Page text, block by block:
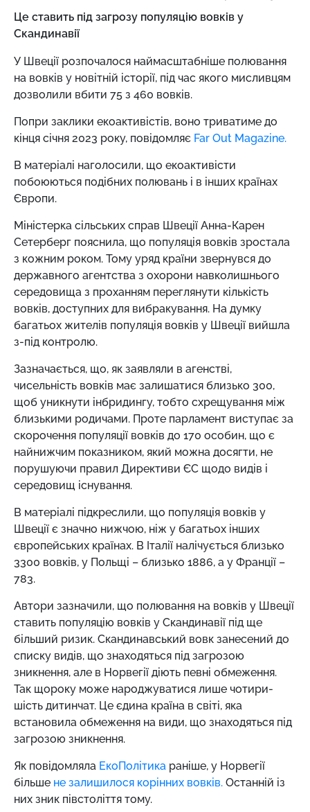
Це ставить під загрозу популяцію вовків у
Скандинавії
У Швеції розпочалося наймасштабніше полювання
на вовків у новітній історії, під час якого мисливцям
дозволили вбити 75 з 460 вовків.
Попри заклики екоактивістів, воно триватиме до
кінця січня 2023 року, повідомляє Far Out Magazine.
В матеріалі наголосили, що екоактивісти
побоюються подібних полювань і в інших країнах
Європи.
Міністерка сільських справ Швеції Анна-Карен
Сетерберг пояснила, що популяція вовків зростала
з кожним роком. Тому уряд країни звернувся до
державного агентства з охорони навколишнього
середовища з проханням переглянути кількість
вовків, доступних для вибракування. На думку
багатьох жителів популяція вовків у Швеції вийшла
з-під контролю.
Зазначається, що, як заявляли в агенстві,
чисельність вовків має залишатися близько 300,
щоб уникнути інбридингу, тобто схрещування між
близькими родичами. Проте парламент виступає за
скорочення популяції вовків до 170 особин, що є
найнижчим показником, який можна досягти, не
порушуючи правил Директиви ЄС щодо видів і
середовищ існування.
В матеріалі підкреслили, що популяція вовків у
Швеції є значно нижчою, ніж у багатьох інших
європейських країнах. В Італії налічується близько
3300 вовків, у Польщі – близько 1886, а у Франції –
783.
Автори зазначили, що полювання на вовків у Швеції
ставить популяцію вовків у Скандинавії під ще
більший ризик. Скандинавський вовк занесений до
списку видів, що знаходяться під загрозою
зникнення, але в Норвегії діють певні обмеження.
Так щороку може народжуватися лише чотири-
шість дитинчат. Це єдина країна в світі, яка
встановила обмеження на види, що знаходяться під
загрозою зникнення.
Як повідомляла ЕкоПолітика раніше, у Норвегії
більше не залишилося корінних вовків. Останній із
них зник півстоліття тому.